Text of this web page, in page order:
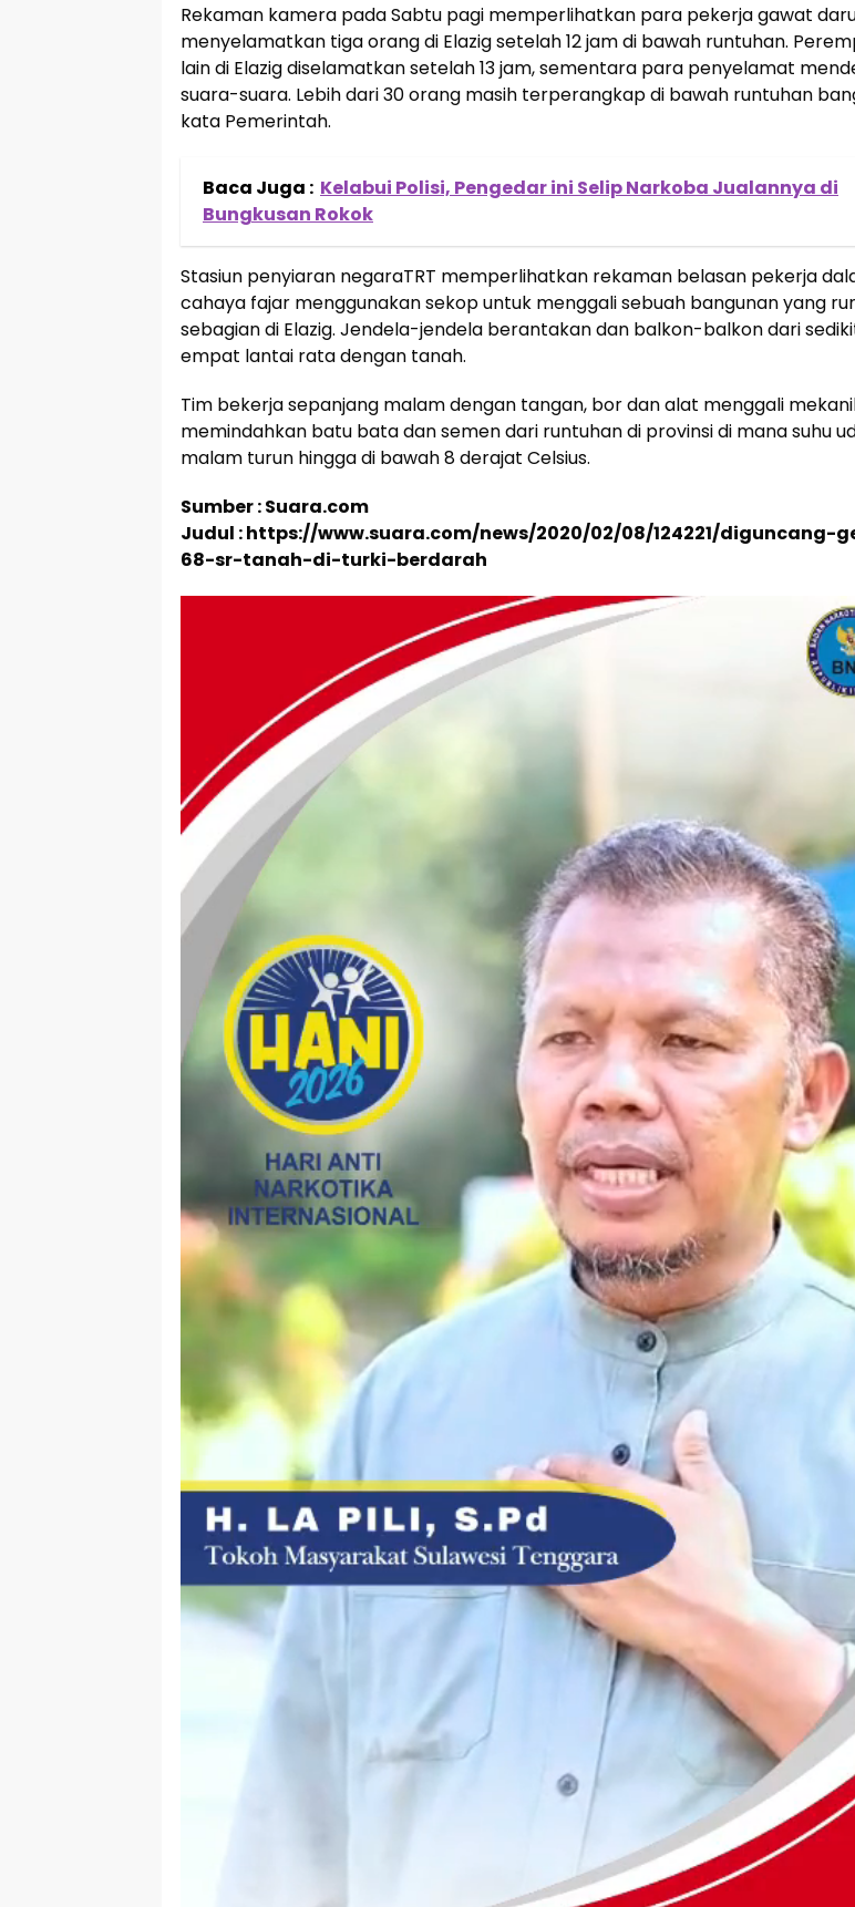
Rekaman kamera pada Sabtu pagi memperlihatkan para pekerja gawat
menyelamatkan tiga orang di Elazig setelah 12 jam di bawah runtuhan.
lain di Elazig diselamatkan setelah 13 jam, sementara para penyelamat
suara-suara. Lebih dari 30 orang masih terperangkap di bawah runtuhan
kata Pemerintah.
Baca Juga : Kelabui Polisi, Pengedar ini Selip Narkoba Jualannya di
Bungkusan Rokok
Stasiun penyiaran negaraTRT memperlihatkan rekaman belasan pekerja
cahaya fajar menggunakan sekop untuk menggali sebuah bangunan yang
sebagian di Elazig. Jendela-jendela berantakan dan balkon-balkon dari
empat lantai rata dengan tanah.
Tim bekerja sepanjang malam dengan tangan, bor dan alat menggali
memindahkan batu bata dan semen dari runtuhan di provinsi di mana suhu
malam turun hingga di bawah 8 derajat Celsius.
Sumber : Suara.com
Judul : https://www.suara.com/news/2020/02/08/124221/diguncang-
68-sr-tanah-di-turki-berdarah